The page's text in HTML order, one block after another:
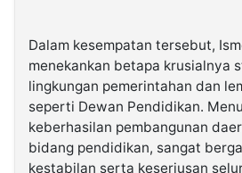
Dalam kesempatan tersebut,
menekankan betapa krusialnya
lingkungan pemerintahan dan
seperti Dewan Pendidikan.
keberhasilan pembangunan
bidang pendidikan, sangat
kestabilan serta keseriusan